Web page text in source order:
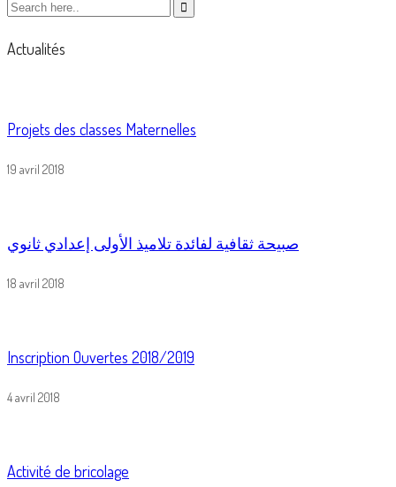
Actualités
Projets des classes Maternelles
19 avril 2018
صبيحة ثقافية لفائدة تلاميذ الأولى إعدادي ثانوي
18 avril 2018
Inscription Ouvertes 2018/2019
4 avril 2018
Activité de bricolage